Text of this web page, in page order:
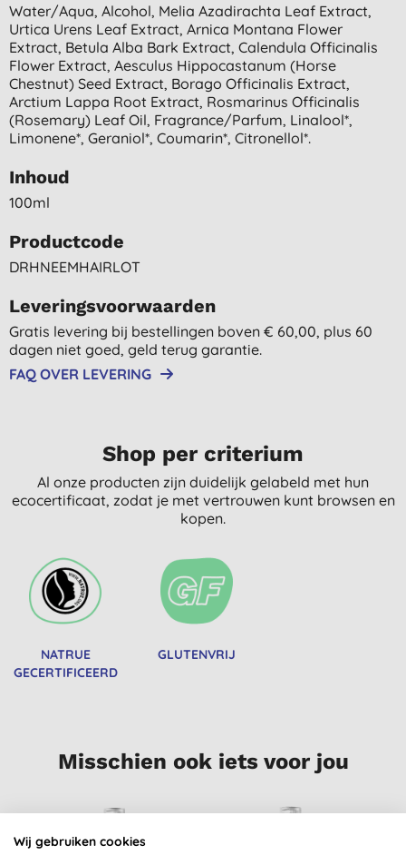
Water/aqua, Alcohol, Melia Azadirachta Leaf Extract,
Urtica Urens Leaf Extract, Arnica Montana Flower
Extract, Betula Alba Bark Extract, Calendula Officinalis
Flower Extract, Aesculus Hippocastanum (horse
Chestnut) Seed Extract, Borago Officinalis Extract,
Arctium Lappa Root Extract, Rosmarinus Officinalis
(rosemary) Leaf Oil, Fragrance/parfum, Linalool*,
Limonene*, Geraniol*, Coumarin*, Citronellol*.
Inhoud
100ml
Productcode
DRHNEEMHAIRLOT
Leveringsvoorwaarden
Gratis levering bij bestellingen boven € 60,00, plus 60
dagen niet goed, geld terug garantie.
FAQ OVER LEVERING
Shop per criterium
Al onze producten zijn duidelijk gelabeld met hun
ecocertificaat, zodat je met vertrouwen kunt browsen en
kopen.
NATRUE
GECERTIFICEERD
GLUTENVRIJ
Misschien ook iets voor jou
Wij gebruiken cookies